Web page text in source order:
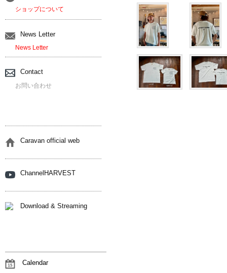
ショップについて
News Letter
News Letter
Contact
お問い合わせ
Caravan official web
ChannelHARVEST
Download & Streaming
Calendar